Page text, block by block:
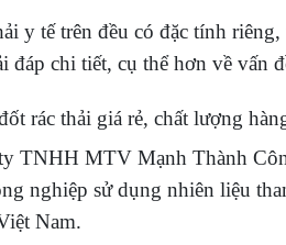
y tế trên đều có đặc tính
đáp chi tiết, cụ thể hơn về vấn
rác thải giá rẻ, chất lượng
TNHH MTV Mạnh Thành
nghiệp sử dụng nhiên liệu
Nam.